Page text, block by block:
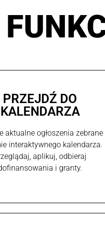
PRZEJDŹ DO
KALENDARZA
aktualne ogłoszenia zebrane
interaktywnego kalendarza.
aplikuj, odbieraj
i granty.